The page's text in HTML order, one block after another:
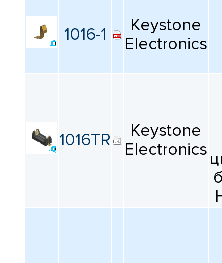
1016-1
Keystone
Electronics
1016TR
Keystone
Electronics